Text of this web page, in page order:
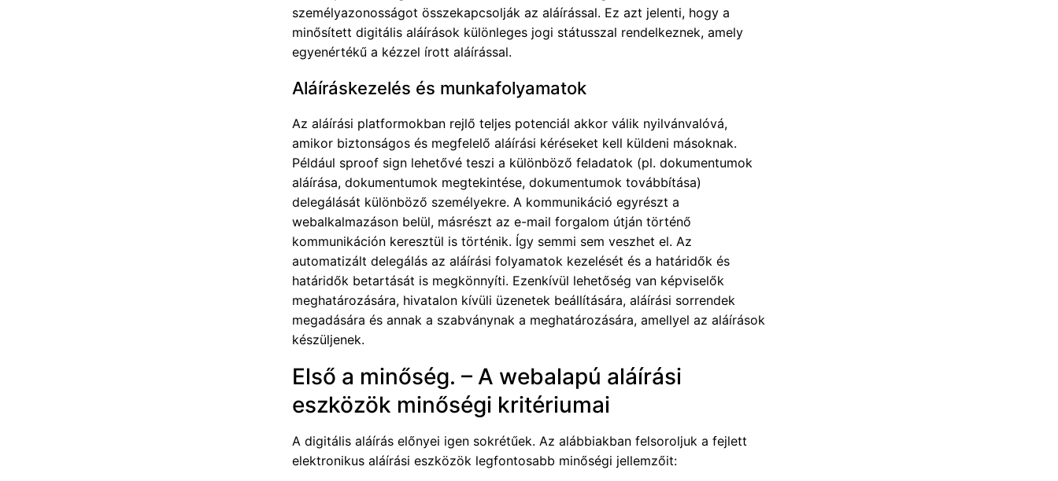
személyazonosságot összekapcsolják az aláírással. Ez azt jelenti, hogy a
minősített digitális aláírások különleges jogi státusszal rendelkeznek, amely
egyenértékű a kézzel írott aláírással.
Aláíráskezelés és munkafolyamatok
Az aláírási platformokban rejlő teljes potenciál akkor válik nyilvánvalóvá,
amikor biztonságos és megfelelő aláírási kéréseket kell küldeni másoknak.
Például sproof sign lehetővé teszi a különböző feladatok (pl. dokumentumok
aláírása, dokumentumok megtekintése, dokumentumok továbbítása)
delegálását különböző személyekre. A kommunikáció egyrészt a
webalkalmazáson belül, másrészt az e-mail forgalom útján történő
kommunikáción keresztül is történik. Így semmi sem veszhet el. Az
automatizált delegálás az aláírási folyamatok kezelését és a határidők és
határidők betartását is megkönnyíti. Ezenkívül lehetőség van képviselők
meghatározására, hivatalon kívüli üzenetek beállítására, aláírási sorrendek
megadására és annak a szabványnak a meghatározására, amellyel az aláírások
készüljenek.
Első a minőség. – A webalapú aláírási
eszközök minőségi kritériumai
A digitális aláírás előnyei igen sokrétűek. Az alábbiakban felsoroljuk a fejlett
elektronikus aláírási eszközök legfontosabb minőségi jellemzőit: